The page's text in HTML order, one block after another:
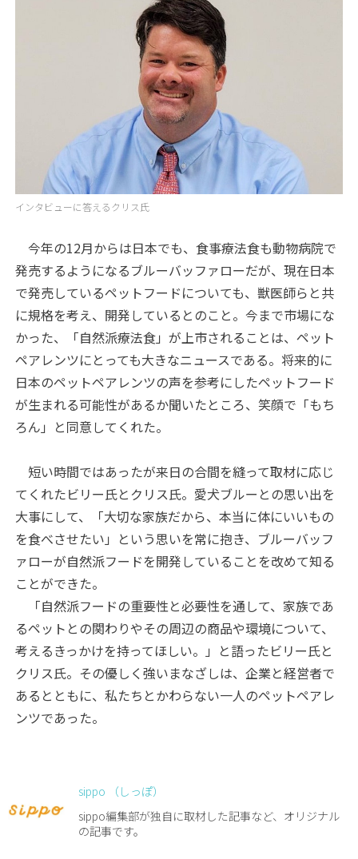
インタビューに答えるクリス氏
今年の12月からは日本でも、食事療法食も動物病院で
発売するようになるブルーバッファローだが、現在日本
で発売しているペットフードについても、獣医師らと共
に規格を考え、開発しているとのこと。今まで市場にな
かった、「自然派療法食」が上市されることは、ペット
ペアレンツにとっても大きなニュースである。将来的に
日本のペットペアレンツの声を参考にしたペットフード
が生まれる可能性があるか聞いたところ、笑顔で「もち
ろん」と同意してくれた。
短い時間ではあったが来日の合間を縫って取材に応じ
てくれたビリー氏とクリス氏。愛犬ブルーとの思い出を
大事にして、「大切な家族だから、本当に体にいいもの
を食べさせたい」という思いを常に抱き、ブルーバッフ
ァローが自然派フードを開発していることを改めて知る
ことができた。
「自然派フードの重要性と必要性を通して、家族であ
るペットとの関わりやその周辺の商品や環境について、
考えるきっかけを持ってほしい。」と語ったビリー氏と
クリス氏。その優しく強いまなざしは、企業と経営者で
あるとともに、私たちとかわらない一人のペットペアレ
ンツであった。
sippo （しっぽ）
sippo編集部が独自に取材した記事など、オリジナル
の記事です。